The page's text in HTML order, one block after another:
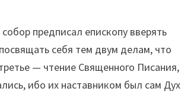
предписал епископу вверять
себя тем двум делам, что
— чтение Священного Писания,
ибо их наставником был сам Дух